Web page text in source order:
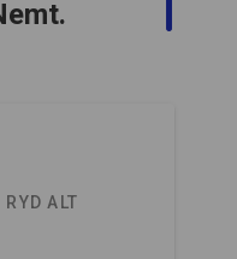
RYD ALT